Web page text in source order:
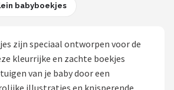
babyboekjes
zijn speciaal ontworpen voor de
kleurrijke en zachte boekjes
van je baby door een
illustraties en knisperende